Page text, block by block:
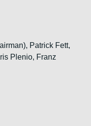
Patrick Fett,
Plenio, Franz